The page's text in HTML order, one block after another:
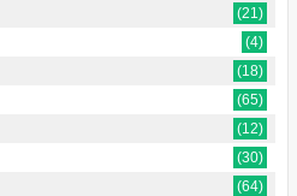
(21)
(4)
(18)
(65)
(12)
(30)
(64)